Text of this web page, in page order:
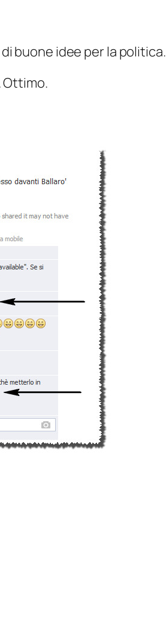
buone idee per la politica.
Ottimo.